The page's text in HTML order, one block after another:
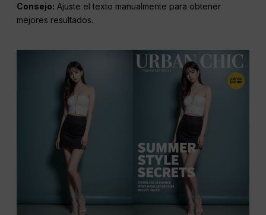
Consejo: Ajuste el texto manualmente para obtener
mejores resultados.